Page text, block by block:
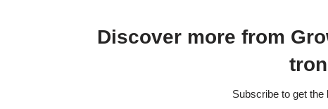
Discover more from
Subscribe to get